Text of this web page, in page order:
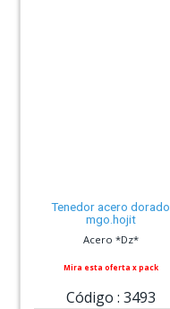
Tenedor acero dorado
mgo.hojit
Acero *Dz*
Mira esta oferta x pack
Código : 3493